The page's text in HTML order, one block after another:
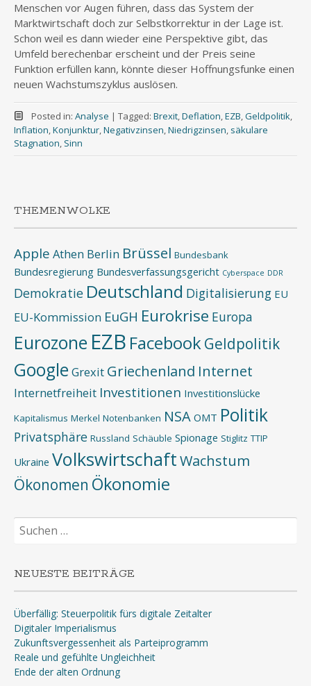
Menschen vor Augen führen, dass das System der
Marktwirtschaft doch zur Selbstkorrektur in der Lage ist.
Schon weil es dann wieder eine Perspektive gibt, das
Umfeld berechenbar erscheint und der Preis seine
Funktion erfüllen kann, könnte dieser Hoffnungsfunke einen
neuen Wachstumszyklus auslösen.
Posted in: Analyse | Tagged: Brexit,Deflation,EZB,Geldpolitik,
Inflation,Konjunktur,Negativzinsen,Niedrigzinsen, säkulare
Stagnation, Sinn
THEMENWOLKE
Apple Athen Berlin Brüssel Bundesbank
Bundesregierung Bundesverfassungsgericht Cyberspace DDR
Demokratie Deutschland Digitalisierung EU
EU-Kommission EuGH Eurokrise Europa
Eurozone EZB FacebookGeldpolitik
Google Grexit Griechenland Internet
Internetfreiheit Investitionen Investitionslücke
Kapitalismus Merkel Notenbanken NSA OMT Politik
Privatsphäre Russland Schäuble Spionage Stiglitz TTIP
Ukraine VolkswirtschaftWachstum
Ökonomen Ökonomie
Suchen
nach:
NEUESTE BEITRÄGE
Überfällig: Steuerpolitik fürs digitale Zeitalter
Digitaler Imperialismus
Zukunftsvergessenheit als Parteiprogramm
Reale und gefühlte Ungleichheit
Ende der alten Ordnung